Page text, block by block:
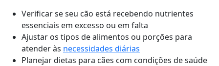
Verificar se seu cão está recebendo nutrientes
essenciais em excesso ou em falta
Ajustar os tipos de alimentos ou porções para
atender às necessidades diárias
Planejar dietas para cães com condições de saúde